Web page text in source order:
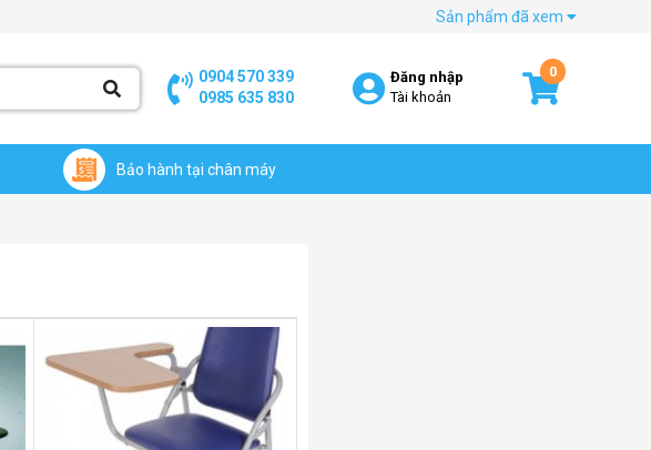
Sản phẩm đã xem
0904 570 339
0985 635 830
Đăng nhập
Tài khoản
0
Bảo hành tại chân máy